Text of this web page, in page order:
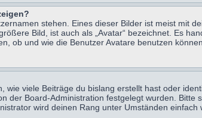
stehen. Eines dieser Bilder ist meist mit
Bild, ist auch als „Avatar“ bezeichnet. Es
ob und wie die Benutzer Avatare benutzen
viele Beiträge du bislang erstellt hast oder
der Board-Administration festgelegt wurden.
wird deinen Rang unter Umständen einfach